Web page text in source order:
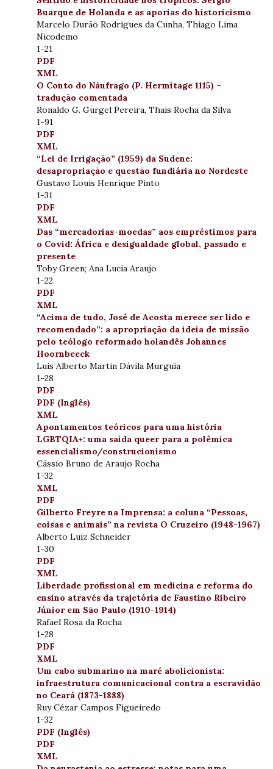
Buarque de Holanda e as aporias do historicismo
Marcelo Durão Rodrigues da Cunha, Thiago Lima
Nicodemo
1-21
PDF
XML
O Conto do Náufrago (P. Hermitage 1115) –
tradução comentada
Ronaldo G. Gurgel Pereira, Thais Rocha da Silva
1-91
PDF
XML
“Lei de Irrigação” (1959) da Sudene:
desapropriação e questão fundiária no Nordeste
Gustavo Louis Henrique Pinto
1-31
PDF
XML
Das “mercadorias-moedas” aos empréstimos para
o Covid: África e desigualdade global, passado e
presente
Toby Green; Ana Lucia Araujo
1-22
PDF
XML
“Acima de tudo, José de Acosta merece ser lido e
recomendado”: a apropriação da ideia de missão
pelo teólogo reformado holandês Johannes
Hoornbeeck
Luis Alberto Martin Dávila Murguía
1-28
PDF
PDF (Inglês)
XML
Apontamentos teóricos para uma história
LGBTQIA+: uma saída queer para a polêmica
essencialismo/construcionismo
Cássio Bruno de Araujo Rocha
1-32
XML
PDF
Gilberto Freyre na Imprensa: a coluna “Pessoas,
coisas e animais” na revista O Cruzeiro (1948-1967)
Alberto Luiz Schneider
1-30
PDF
XML
Liberdade profissional em medicina e reforma do
ensino através da trajetória de Faustino Ribeiro
Júnior em São Paulo (1910-1914)
Rafael Rosa da Rocha
1-28
PDF
XML
Um cabo submarino na maré abolicionista:
infraestrutura comunicacional contra a escravidão
no Ceará (1873-1888)
Ruy Cézar Campos Figueiredo
1-32
PDF (Inglês)
PDF
XML